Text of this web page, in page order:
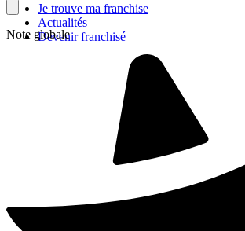
Je trouve ma franchise
Actualités
Devenir franchisé
Note globale